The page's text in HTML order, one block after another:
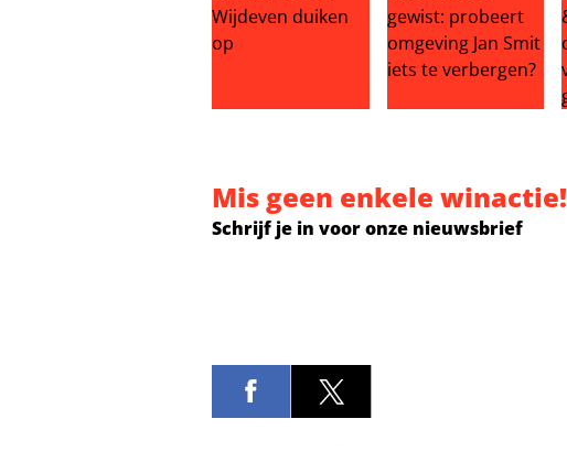
Mis geen enkele winactie!
Schrijf je in voor onze nieuwsbrief